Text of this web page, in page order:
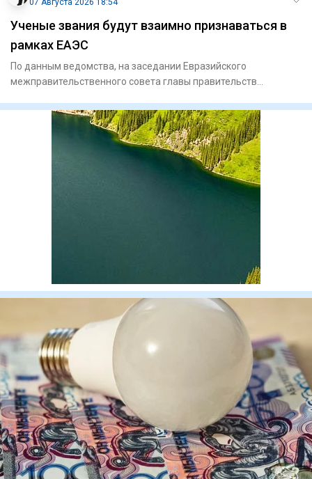
07 Августа 2026 18:54
Ученые звания будут взаимно признаваться в
рамках ЕАЭС
По данным ведомства, на заседании Евразийского
межправительственного совета главы правительств